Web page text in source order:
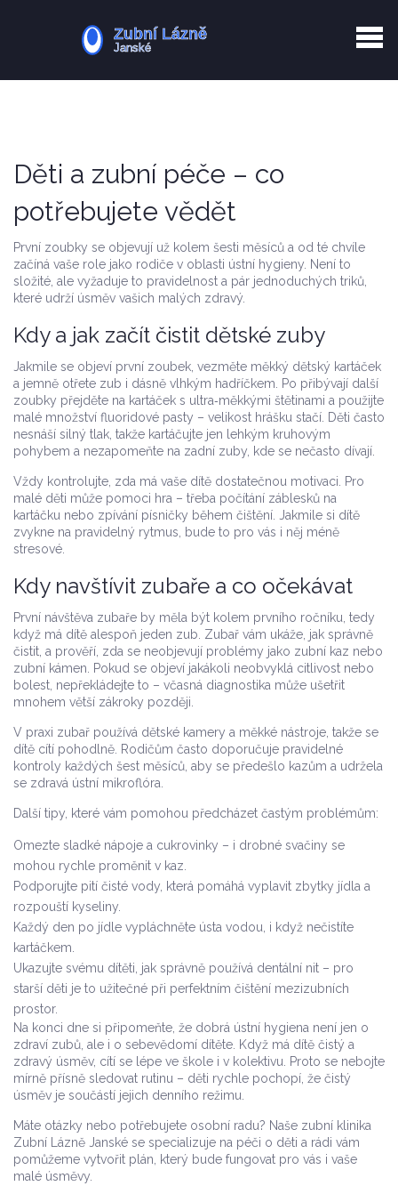
Zotavení po extrakci
Děti a zubní péče – co
potřebujete vědět
První zoubky se objevují už kolem šesti měsíců a od té chvíle
začíná vaše role jako rodiče v oblasti ústní hygieny. Není to
složité, ale vyžaduje to pravidelnost a pár jednoduchých triků,
které udrží úsměv vašich malých zdravý.
Kdy a jak začít čistit dětské zuby
Jakmile se objeví první zoubek, vezměte měkký dětský kartáček
a jemně otřete zub i dásně vlhkým hadříčkem. Po přibývají další
zoubky přejděte na kartáček s ultra‑měkkými štětinami a použijte
malé množství fluoridové pasty – velikost hrášku stačí. Děti často
nesnáší silný tlak, takže kartáčujte jen lehkým kruhovým
pohybem a nezapomeňte na zadní zuby, kde se nečasto dívají.
Vždy kontrolujte, zda má vaše dítě dostatečnou motivaci. Pro
malé děti může pomoci hra – třeba počítání záblesků na
kartáčku nebo zpívání písničky během čištění. Jakmile si dítě
zvykne na pravidelný rytmus, bude to pro vás i něj méně
stresové.
Kdy navštívit zubaře a co očekávat
První návštěva zubaře by měla být kolem prvního ročníku, tedy
když má dítě alespoň jeden zub. Zubař vám ukáže, jak správně
čistit, a prověří, zda se neobjevují problémy jako zubní kaz nebo
zubní kámen. Pokud se objeví jakákoli neobvyklá citlivost nebo
bolest, nepřekládejte to – včasná diagnostika může ušetřit
mnohem větší zákroky později.
V praxi zubař používá dětské kamery a měkké nástroje, takže se
dítě cítí pohodlně. Rodičům často doporučuje pravidelné
kontroly každých šest měsíců, aby se předešlo kazům a udržela
se zdravá ústní mikroflóra.
Další tipy, které vám pomohou předcházet častým problémům:
Omezte sladké nápoje a cukrovinky – i drobné svačiny se
mohou rychle proměnit v kaz.
Podporujte pití čisté vody, která pomáhá vyplavit zbytky jídla a
rozpouští kyseliny.
Každý den po jídle vypláchněte ústa vodou, i když nečistíte
kartáčkem.
Ukazujte svému dítěti, jak správně používá dentální nit – pro
starší děti je to užitečné při perfektním čištění mezizubních
prostor.
Na konci dne si připomeňte, že dobrá ústní hygiena není jen o
zdraví zubů, ale i o sebevědomí dítěte. Když má dítě čistý a
zdravý úsměv, cítí se lépe ve škole i v kolektivu. Proto se nebojte
mírně přísně sledovat rutinu – děti rychle pochopí, že čistý
úsměv je součástí jejich denního režimu.
Máte otázky nebo potřebujete osobní radu? Naše zubní klinika
Zubní Lázně Janské se specializuje na péči o děti a rádi vám
pomůžeme vytvořit plán, který bude fungovat pro vás i vaše
malé úsměvy.